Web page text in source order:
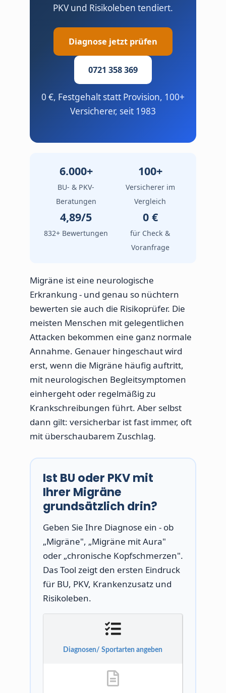
PKV und Risikoleben tendiert.
Diagnose jetzt prüfen
0721 358 369
0 €, Festgehalt statt Provision, 100+
Versicherer, seit 1983
6.000+
BU- & PKV-
Beratungen
100+
Versicherer im
Vergleich
4,89/5
832+ Bewertungen
0 €
für Check &
Voranfrage
Migräne ist eine neurologische
Erkrankung - und genau so nüchtern
bewerten sie auch die Risikoprüfer. Die
meisten Menschen mit gelegentlichen
Attacken bekommen eine ganz normale
Annahme. Genauer hingeschaut wird
erst, wenn die Migräne häufig auftritt,
mit neurologischen Begleitsymptomen
einhergeht oder regelmäßig zu
Krankschreibungen führt. Aber selbst
dann gilt: versicherbar ist fast immer, oft
mit überschaubarem Zuschlag.
Ist BU oder PKV mit
Ihrer Migräne
grundsätzlich drin?
Geben Sie Ihre Diagnose ein - ob
„Migräne", „Migräne mit Aura"
oder „chronische Kopfschmerzen".
Das Tool zeigt den ersten Eindruck
für BU, PKV, Krankenzusatz und
Risikoleben.
Diagnosen/ Sportarten angeben